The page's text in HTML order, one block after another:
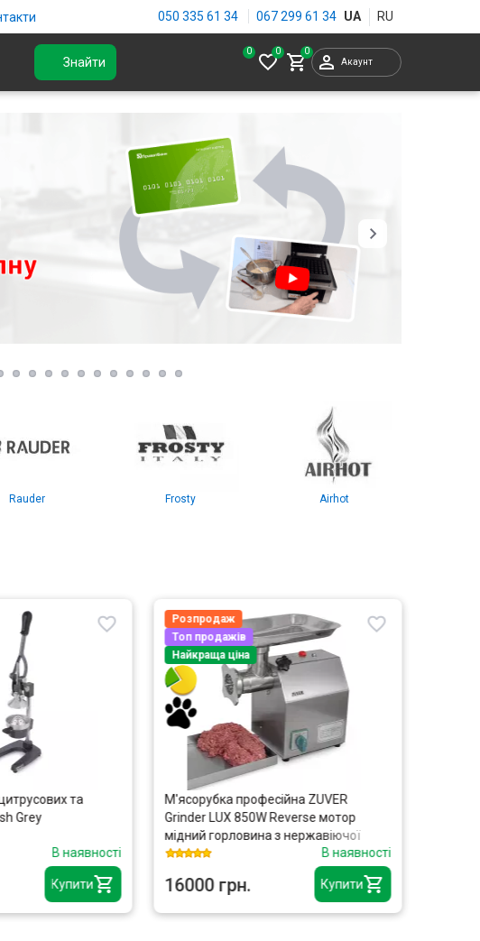
050 335 61 34 067 299 61 34
Знайти
0
Акаунт
Rauder Frosty Airhot
Купити
та
Grey
В наявності
Купити
Розпродаж
Топ продажів
Найкраща ціна
М'ясорубка професійна ZUVER
Grinder LUX 850W Reverse мотор
мідний горловина з нержавіючої
сталі
В наявності
16000 грн.